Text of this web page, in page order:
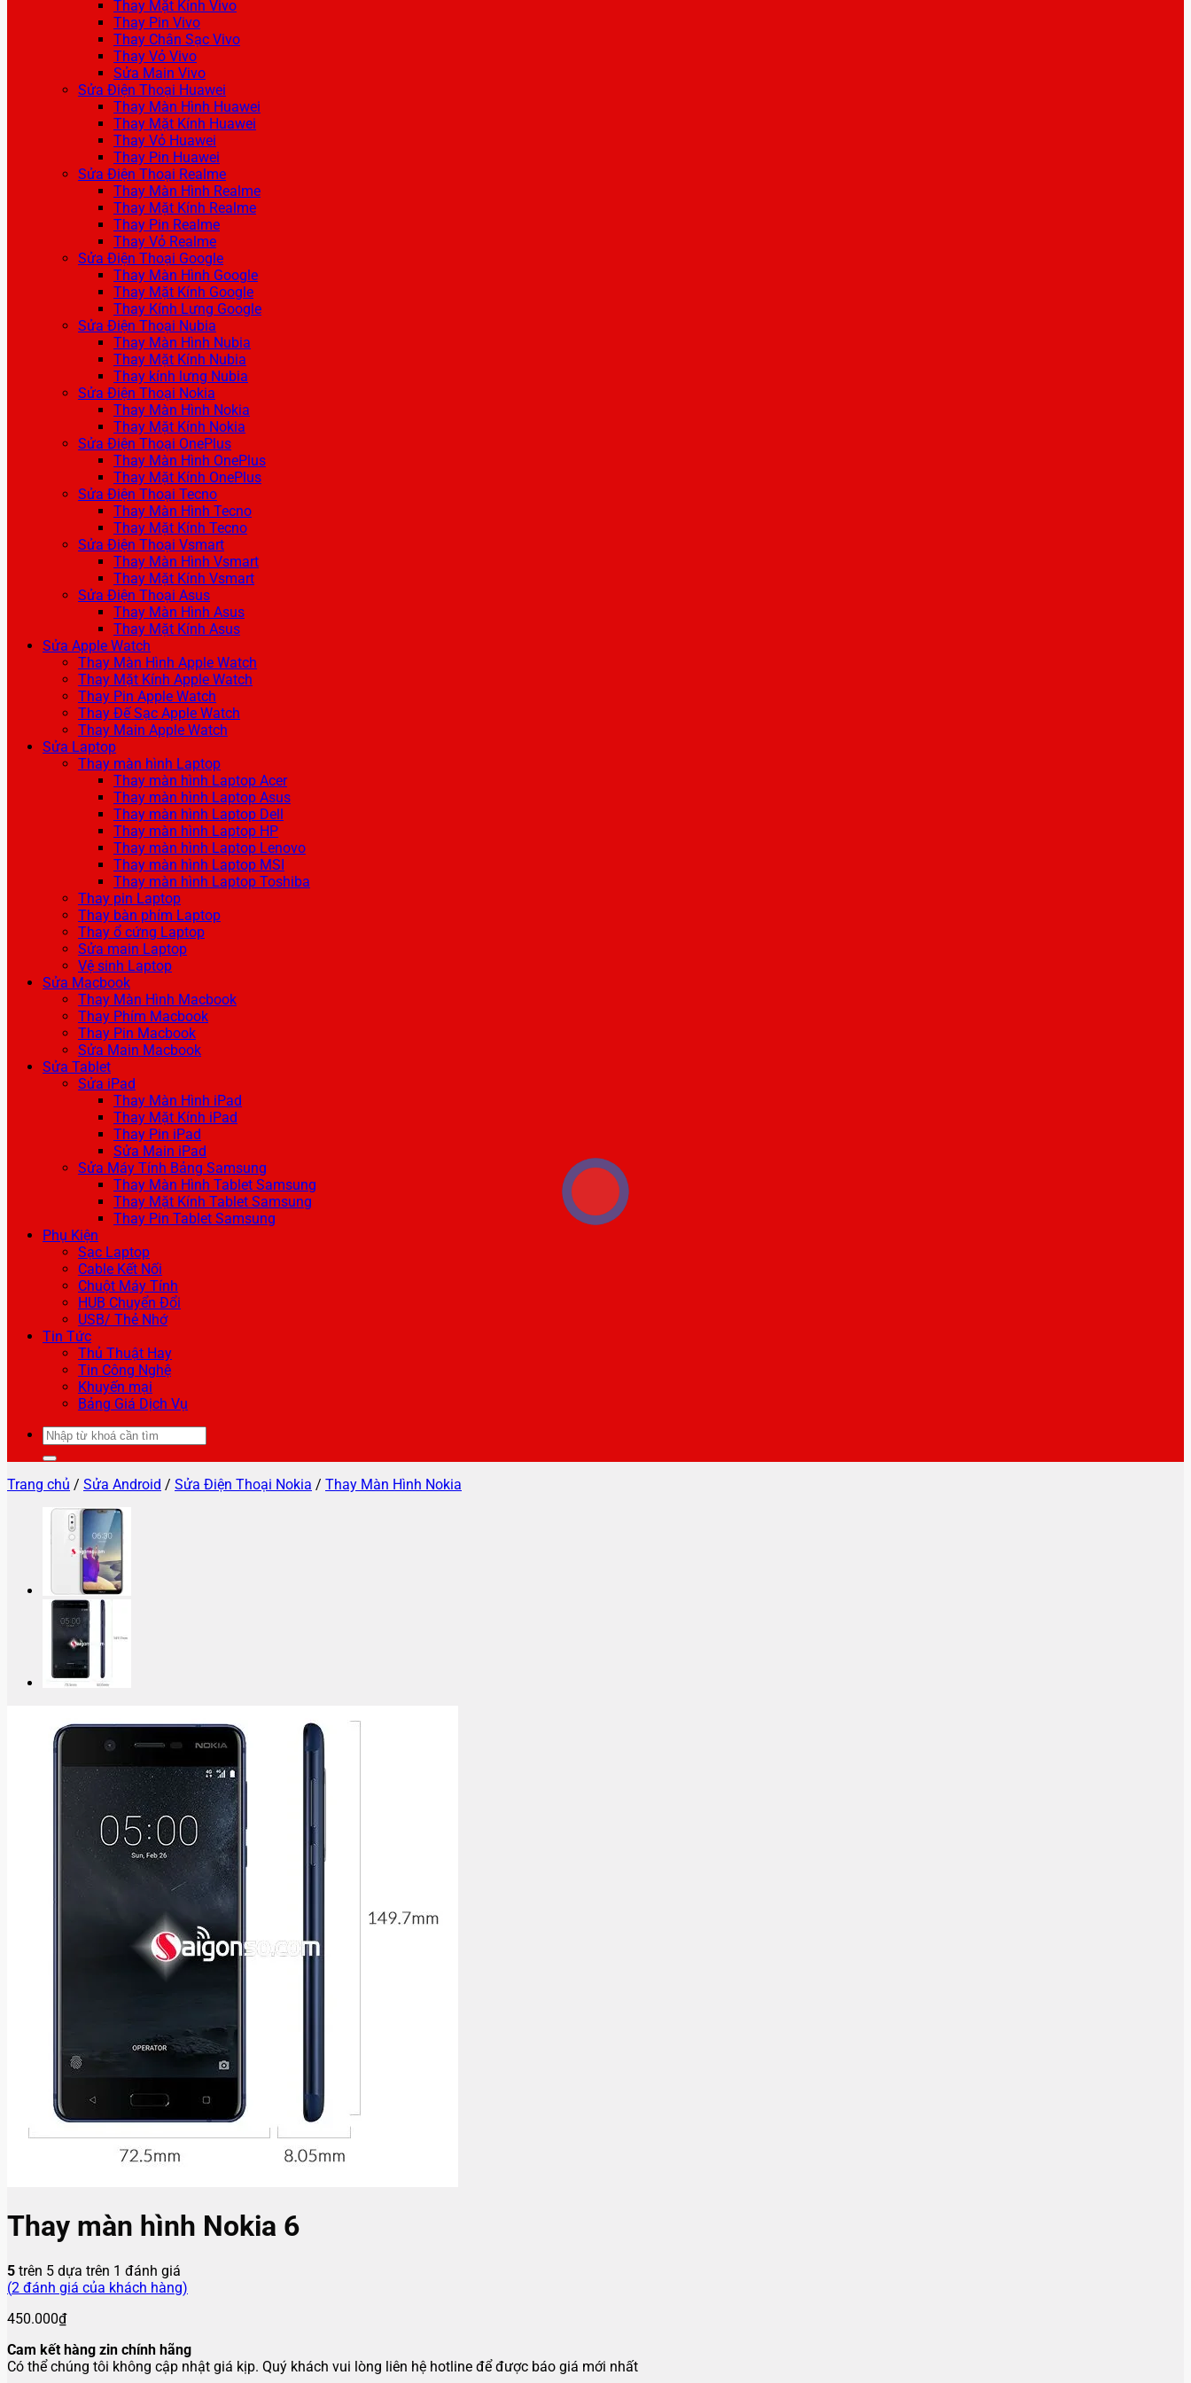
Thay Mặt Kính Vivo
Thay Pin Vivo
Thay Chân Sạc Vivo
Thay Vỏ Vivo
Sửa Main Vivo
Sửa Điện Thoại Huawei
Thay Màn Hình Huawei
Thay Mặt Kính Huawei
Thay Vỏ Huawei
Thay Pin Huawei
Sửa Điện Thoại Realme
Thay Màn Hình Realme
Thay Mặt Kính Realme
Thay Pin Realme
Thay Vỏ Realme
Sửa Điện Thoại Google
Thay Màn Hình Google
Thay Mặt Kính Google
Thay Kính Lưng Google
Sửa Điện Thoại Nubia
Thay Màn Hình Nubia
Thay Mặt Kính Nubia
Thay kính lưng Nubia
Sửa Điện Thoại Nokia
Thay Màn Hình Nokia
Thay Mặt Kính Nokia
Sửa Điện Thoại OnePlus
Thay Màn Hình OnePlus
Thay Mặt Kính OnePlus
Sửa Điện Thoại Tecno
Thay Màn Hình Tecno
Thay Mặt Kính Tecno
Sửa Điện Thoại Vsmart
Thay Màn Hình Vsmart
Thay Mặt Kính Vsmart
Sửa Điện Thoại Asus
Thay Màn Hình Asus
Thay Mặt Kính Asus
Sửa Apple Watch
Thay Màn Hình Apple Watch
Thay Mặt Kính Apple Watch
Thay Pin Apple Watch
Thay Đế Sạc Apple Watch
Thay Main Apple Watch
Sửa Laptop
Thay màn hình Laptop
Thay màn hình Laptop Acer
Thay màn hình Laptop Asus
Thay màn hình Laptop Dell
Thay màn hình Laptop HP
Thay màn hình Laptop Lenovo
Thay màn hình Laptop MSI
Thay màn hình Laptop Toshiba
Thay pin Laptop
Thay bàn phím Laptop
Thay ổ cứng Laptop
Sửa main Laptop
Vệ sinh Laptop
Sửa Macbook
Thay Màn Hình Macbook
Thay Phím Macbook
Thay Pin Macbook
Sửa Main Macbook
Sửa Tablet
Sửa iPad
Thay Màn Hình iPad
Thay Mặt Kính iPad
Thay Pin iPad
Sửa Main iPad
Sửa Máy Tính Bảng Samsung
Thay Màn Hình Tablet Samsung
Thay Mặt Kính Tablet Samsung
Thay Pin Tablet Samsung
Phụ Kiện
Sạc Laptop
Cable Kết Nối
Chuột Máy Tính
HUB Chuyển Đổi
USB/ Thẻ Nhớ
Tin Tức
Thủ Thuật Hay
Tin Công Nghệ
Khuyến mại
Bảng Giá Dịch Vụ
Tìm
kiếm:
Trang chủ / Sửa Android / Sửa Điện Thoại Nokia / Thay Màn Hình Nokia
Thay màn hình Nokia 6
5 trên 5 dựa trên 1 đánh giá
(2 đánh giá của khách hàng)
450.000₫
Cam kết hàng zin chính hãng
Có thể chúng tôi không cập nhật giá kịp. Quý khách vui lòng liên hệ hotline để được báo giá mới nhất